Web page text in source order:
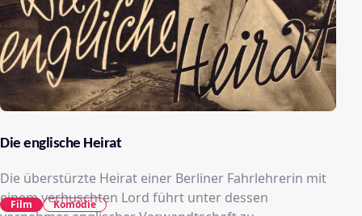
Die englische Heirat
Die überstürzte Heirat einer Berliner Fahrlehrerin mit
einem verhuschten Lord führt unter dessen
Film Komödie